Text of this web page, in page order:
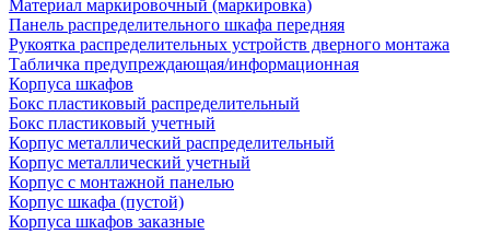
Материал маркировочный (маркировка)
Панель распределительного шкафа передняя
Рукоятка распределительных устройств дверного монтажа
Табличка предупреждающая/информационная
Корпуса шкафов
Бокс пластиковый распределительный
Бокс пластиковый учетный
Корпус металлический распределительный
Корпус металлический учетный
Корпус с монтажной панелью
Корпус шкафа (пустой)
Корпуса шкафов заказные